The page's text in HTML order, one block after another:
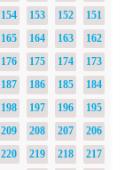
151
152
153
154
162
163
164
165
173
174
175
176
184
185
186
187
195
196
197
198
206
207
208
209
217
218
219
220